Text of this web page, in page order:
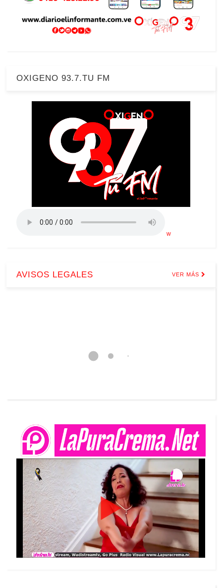
OXIGENO 93.7.TU FM
w
AVISOS LEGALES VER MÁS